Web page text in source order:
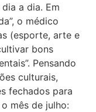
a dia. Em
o médico
(esporte, arte e
bons
Pensando
culturais,
fechados para
mês de julho: